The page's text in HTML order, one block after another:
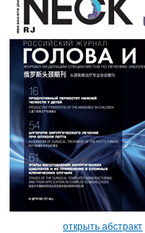
открыть абстракт